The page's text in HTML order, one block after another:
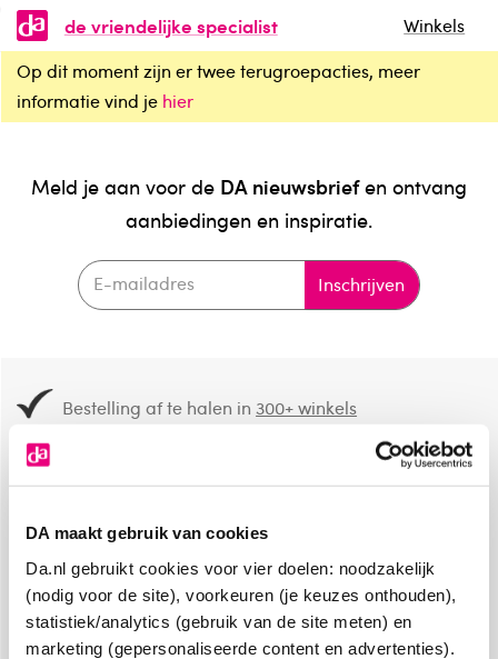
DA maakt gebruik van cookies
Da.nl gebruikt cookies voor vier doelen: noodzakelijk
(nodig voor de site), voorkeuren (je keuzes onthouden),
statistiek/analytics (gebruik van de site meten) en
marketing (gepersonaliseerde content en advertenties).
de vriendelijke specialist
Winkels
Op dit moment zijn er twee terugroepacties, meer
informatie vind je hier
Meld je aan voor de DA nieuwsbriefen ontvang
aanbiedingen en inspiratie.
Inschrijven
Bestelling af te halen in300+ winkels
8.6 uit4.106 reviews
Over DA
Klantenservice